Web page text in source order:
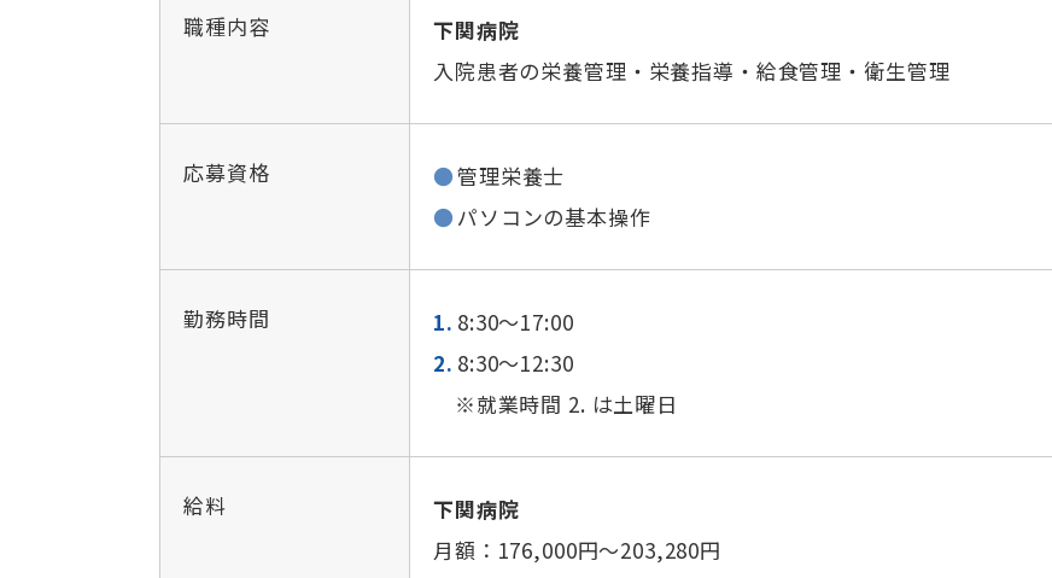
職種内容
下関病院
入院患者の栄養管理・栄養指導・給食管理・衛生管理
応募資格
管理栄養士
パソコンの基本操作
勤務時間
8:30～17:00
8:30～12:30
※就業時間 2. は土曜日
給料
下関病院
月額：176,000円～203,280円